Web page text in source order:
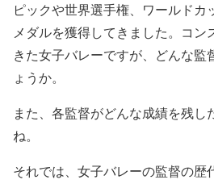
ピックや世界選手権、ワールドカ
メダルを獲得してきました。コン
きた女子バレーですが、どんな監
ょうか。
また、各監督がどんな成績を残し
ね。
それでは、女子バレーの監督の歴